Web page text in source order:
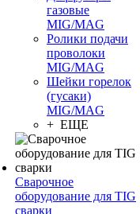
газовые
MIG/MAG
Ролики подачи
проволоки
MIG/MAG
Шейки горелок
(гусаки)
MIG/MAG
+ ЕЩЕ
Сварочное
оборудование для TIG
сварки